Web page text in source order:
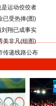
运动佼佼者
已受热捧(图)
翔已成事实
美非凡(组图)
传递线路公布